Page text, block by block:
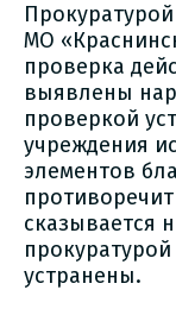
МО
проверка
выявлены
проверкой
учреждения
элементов
сказывается
устранены.